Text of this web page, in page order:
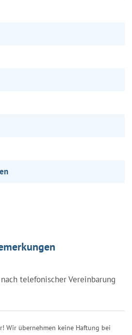
telefonischer Vereinbarung
Wir übernehmen keine Haftung bei